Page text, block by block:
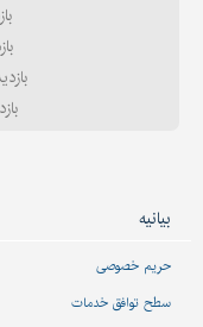
بیانیه
حریم خصوصی
سطح توافق خدمات